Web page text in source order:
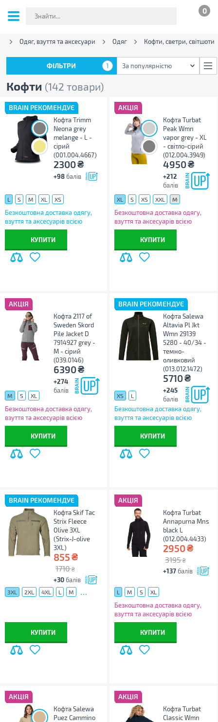
0
Одяг, взуття та аксесуари Одяг Кофти, светри, світшоти
Кофти (142 товари)
ФІЛЬТРИ 1 За популярністю
BRAIN РЕКОМЕНДУЄ
Кофта Trimm
Neona grey
melange - L -
сірий
(001.004.4667)
2300₴
+98 балів
L S M XL XS
Безкоштовна доставка одягу,
взуття та аксесуарів всією
Україною!
КУПИТИ
АКЦІЯ
Кофта Turbat
Peak Wmn
vapor grey - XL
- світло-сірий
(012.004.3949)
4950₴
+212
балів
XL S XS XXL M
Безкоштовна доставка одягу,
взуття та аксесуарів всією
Україною!
КУПИТИ
АКЦІЯ
Кофта 2117 of
Sweden Skord
Pile Jacket D
7914927 grey -
M - сірий
(039.0146)
6390₴
+274
балів
M S XL
Безкоштовна доставка одягу,
взуття та аксесуарів всією
Україною!
КУПИТИ
BRAIN РЕКОМЕНДУЄ
Кофта Salewa
Altavia Pl Jkt
Wmn 29139
5280 - 40/34 -
темно-
оливковий
(013.012.1472)
5710₴
+245
балів
XS L
Безкоштовна доставка одягу,
взуття та аксесуарів всією
Україною!
КУПИТИ
BRAIN РЕКОМЕНДУЄ
Кофта Skif Tac
Strix Fleece
Olive 3XL
(Strix-J-olive
3XL)
855₴
1710 ₴
+30 балів
3XL 2XL 4XL L M ...
КУПИТИ
АКЦІЯ
Кофта Turbat
Annapurna Mns
black L
(012.004.4433)
2950₴
3195 ₴
+137 балів
L M S XL
Безкоштовна доставка одягу,
взуття та аксесуарів всією
Україною!
КУПИТИ
АКЦІЯ
Кофта Salewa
Puez Cammino
АКЦІЯ
Кофта Turbat
Classic Wmn
ФІЛЬТРИ За популярністю